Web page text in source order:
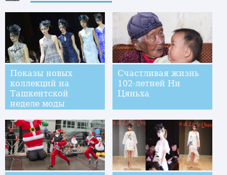
Показы новых
коллекций на
Ташкентской
неделе моды
Счастливая жизнь
102-летней Ни
Цяньха